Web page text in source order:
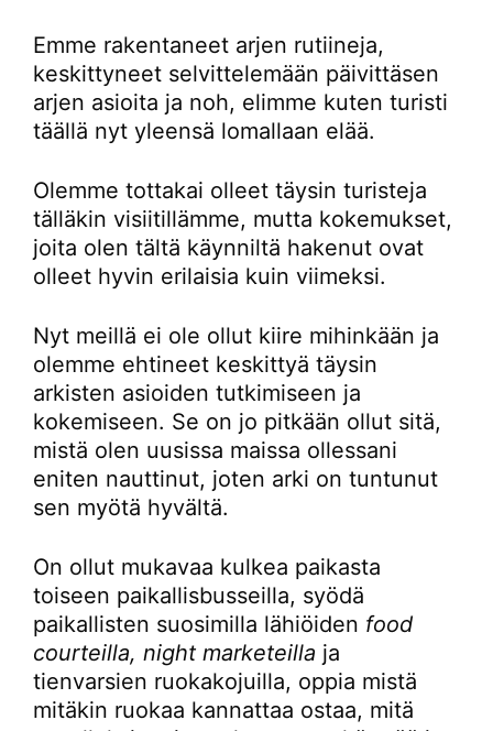
Emme rakentaneet arjen rutiineja,
keskittyneet selvittelemään päivittäsen
arjen asioita ja noh, elimme kuten turisti
täällä nyt yleensä lomallaan elää.
Olemme tottakai olleet täysin turisteja
tälläkin visiitillämme, mutta kokemukset,
joita olen tältä käynniltä hakenut ovat
olleet hyvin erilaisia kuin viimeksi.
Nyt meillä ei ole ollut kiire mihinkään ja
olemme ehtineet keskittyä täysin
arkisten asioiden tutkimiseen ja
kokemiseen. Se on jo pitkään ollut sitä,
mistä olen uusissa maissa ollessani
eniten nauttinut, joten arki on tuntunut
sen myötä hyvältä.
On ollut mukavaa kulkea paikasta
toiseen paikallisbusseilla, syödä
paikallisten suosimilla lähiöiden food
courteilla, night marketeilla ja
tienvarsien ruokakojuilla, oppia mistä
mitäkin ruokaa kannattaa ostaa, mitä